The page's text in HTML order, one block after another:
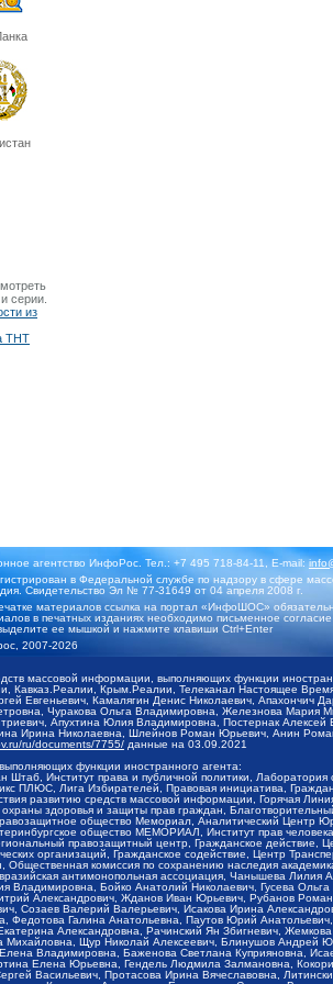
серии.
из
ТНТ
агентство ИнфоРос. Тел.: +7 495 718-84-11, E-mail:
в Федеральной службе по надзору в сфере
Свидетельство Эл № 77-31649 от 04 апреля 2008 г.
материалов ссылка на портал «ИнфоШОС»
в печатных изданиях необходимо письменное
ее мышкой и нажмите клавиши Ctrl+Enter
2007-2026
массовой информации, выполняющих функции
Кавказ.Реалии, Крым.Реалии, Телеканал Настоящее
Евгеньевич, Камалягин Денис Николаевич, Апахончич
Чуракова Ольга Владимировна, Железнова Мария
Апухтина Юлия Владимировна, Постернак
Ирина Николаевна, Шлейнов Роман Юрьевич, Анин
ru/documents/7755/ данные на 03.09.2021
функции иностранного агента:
Штаб, Институт права и публичной политики,
ПЛЮС, Лига Избирателей, Правовая инициатива,
развитию средств массовой информации, Горячая
здоровья и защиты прав граждан,
общество Мемориал, Аналитический Центр
общество МЕМОРИАЛ, Институт прав
правозащитный центр, Гражданское
организаций, Гражданское содействие, Центр
Общественная комиссия по сохранению наследия
антимонопольная ассоциация, Чанышева Лилия
Владимировна, Бойко Анатолий Николаевич, Гусева
Александрович, Жданов Иван Юрьевич, Рубанов
Созаев Валерий Валерьевич, Исакова Ирина
Федотова Галина Анатольевна, Паутов Юрий
Александровна, Рачинский Ян Збигневич,
Михайловна, Щур Николай Алексеевич, Блинушов Андрей
Владимировна, Баженова Светлана Куприяновна,
Елена Юрьевна, Гендель Людмила Залмановна,
Васильевич, Протасова Ирина Вячеславовна,